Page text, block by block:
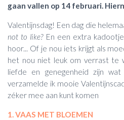
gaan vallen op 14 februari.
Valentijnsdag! Een dag die
not to like?En een extra
hoor... Of je nou iets krijgt als
het nou niet leuk om verrast te
liefde en genegenheid zijn
verzamelde ik mooie
zéker mee aan kunt komen
1. VAAS MET BLOEMEN